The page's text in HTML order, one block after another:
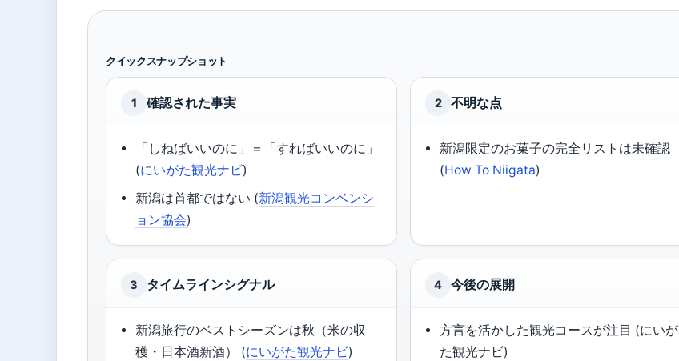
クイックスナップショット
1 確認された事実
「しねばいいのに」＝「すればいいのに」
(にいがた観光ナビ)
新潟は首都ではない (新潟観光コンベンシ
ョン協会)
2 不明な点
新潟限定のお菓子の完全リストは未確認
(How To Niigata)
3 タイムラインシグナル
新潟旅行のベストシーズンは秋（米の収
穫・日本酒新酒） (にいがた観光ナビ)
4 今後の展開
方言を活かした観光コースが注目 (にいが
た観光ナビ)